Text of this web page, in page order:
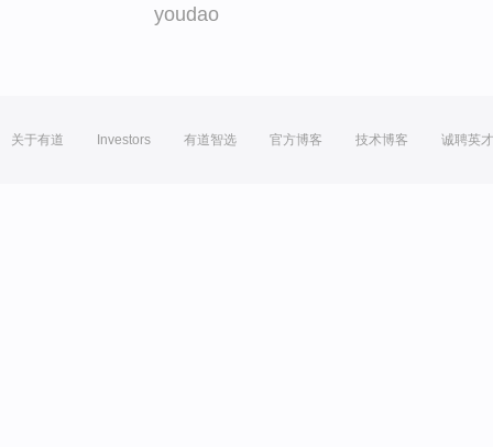
youdao
关于有道 Investors 有道智选 官方博客 技术博客 诚聘英才